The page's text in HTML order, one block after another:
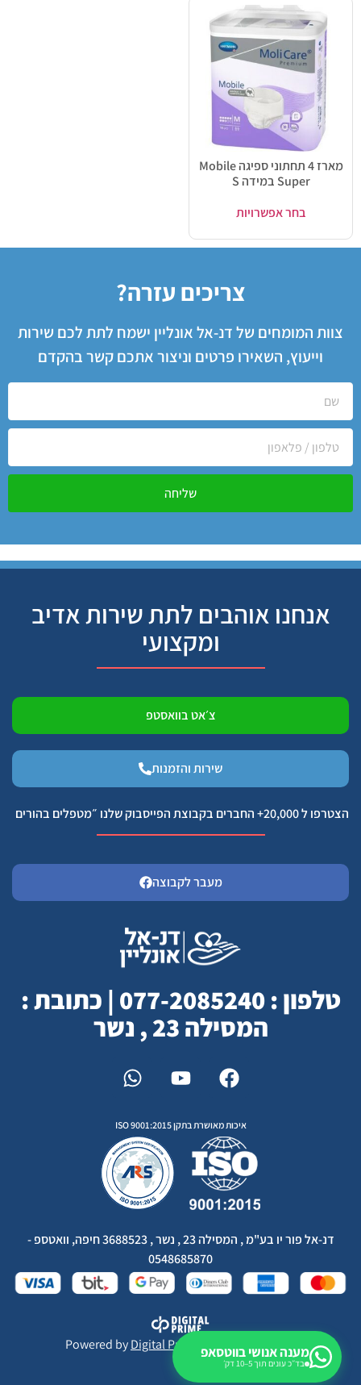
מארז 4 תחתוני ספיגה Mobile
Super במידה S
בחר אפשרויות
צריכים עזרה?
צוות המומחים של דנ-אל אונליין ישמח לתת לכם שירות
וייעוץ, השאירו פרטים וניצור אתכם קשר בהקדם
שליחה
אנחנו אוהבים לתת שירות אדיב
ומקצועי
צ׳אט בוואסטפ
שירות והזמנות
הצטרפו ל 20,000+ החברים בקבוצת הפייסבוק שלנו ״מטפלים בהורים
מעבר לקבוצה
טלפון : 077-2085240 | כתובת :
המסילה 23 , נשר
איכות מאושרת בתקן ISO 9001:2015
דנ-אל פור יו בע"מ , המסילה 23 , נשר , 3688523 חיפה, וואטספ -
0548685870
Powered byDigital Prime Monetization LTD
מענה אנושי בווטסאפ
בד״כ עונים תוך 5–10 דק׳